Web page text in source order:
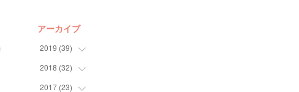
アーカイブ
2019 (39)
(7
(10
)
2018 (32)
(5
2017 (23)